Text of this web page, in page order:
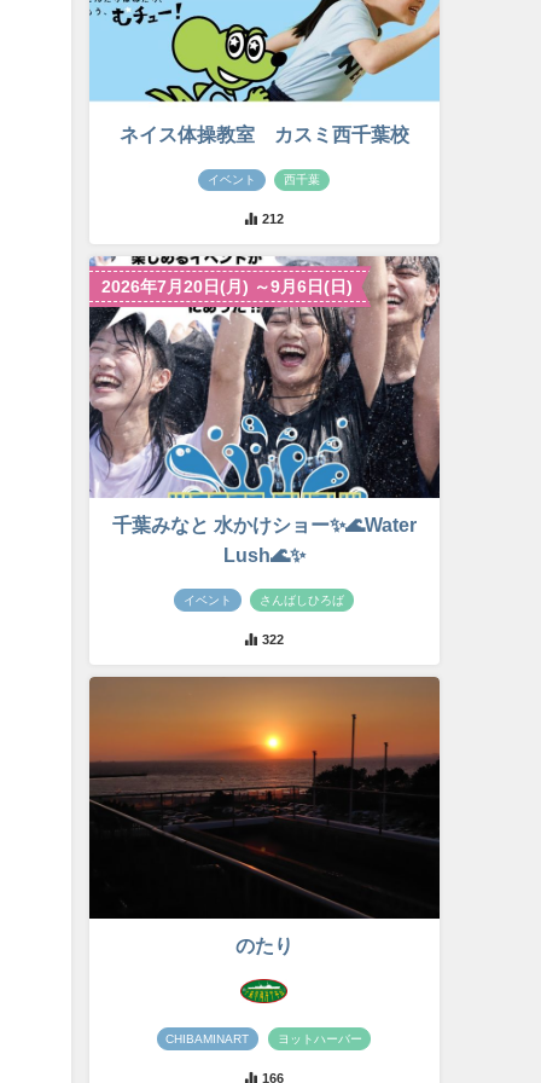
ネイス体操教室 カスミ西千葉校
イベント 西千葉
212
2026年7月20日(月) ～9月6日(日)
千葉みなと 水かけショー✨🌊Water
Lush🌊✨
イベント さんばしひろば
322
のたり
CHIBAMINART ヨットハーバー
166